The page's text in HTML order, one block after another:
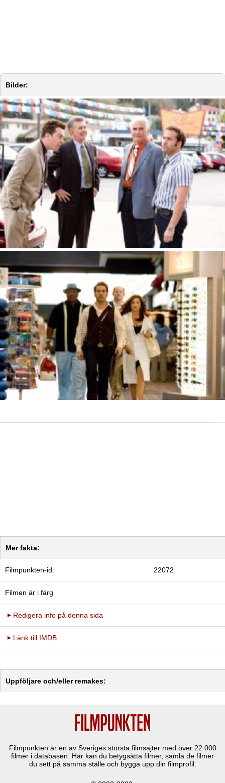
Bilder:
Mer fakta:
Filmpunkten-id: 22072
Filmen är i färg
Redigera info på denna sida
Länk till IMDB
Uppföljare och/eller remakes:
Filmpunkten är en av Sveriges största filmsajter med över 22 000
filmer i databasen. Här kan du betygsätta filmer, samla de filmer
du sett på samma ställe och bygga upp din filmprofil.